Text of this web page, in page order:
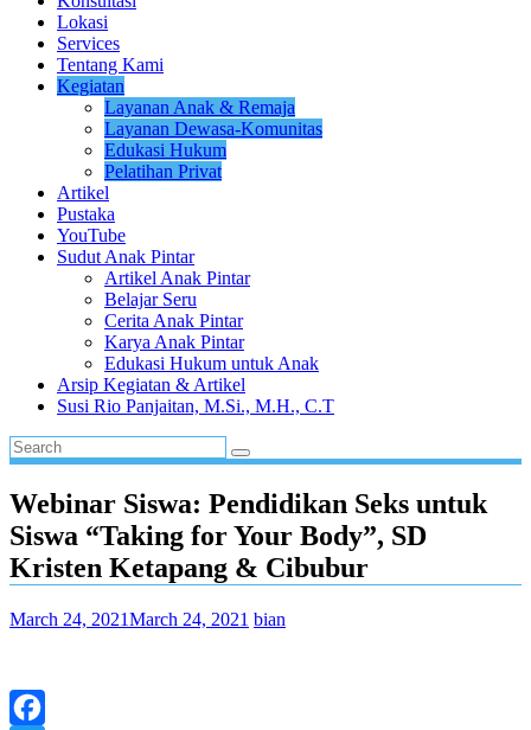
Lokasi
Services
Tentang Kami
Kegiatan
Layanan Anak & Remaja
Layanan Dewasa-Komunitas
Edukasi Hukum
Pelatihan Privat
Artikel
Pustaka
YouTube
Sudut Anak Pintar
Artikel Anak Pintar
Belajar Seru
Cerita Anak Pintar
Karya Anak Pintar
Edukasi Hukum untuk Anak
Arsip Kegiatan & Artikel
Susi Rio Panjaitan, M.Si., M.H., C.T
Webinar Siswa: Pendidikan Seks untuk
Siswa “Taking for Your Body”, SD
Kristen Ketapang & Cibubur
March 24, 2021March 24, 2021 bian